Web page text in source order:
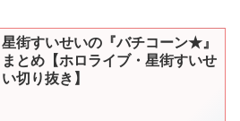
星街すいせいの『バチコーン★』
まとめ【ホロライブ・星街すいせ
い切り抜き】